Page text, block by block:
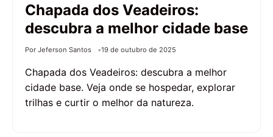
Chapada dos Veadeiros:
descubra a melhor cidade base
Por Jeferson Santos 19 de outubro de 2025
Chapada dos Veadeiros: descubra a melhor
cidade base. Veja onde se hospedar, explorar
trilhas e curtir o melhor da natureza.